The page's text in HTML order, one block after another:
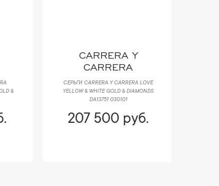
CARRERA Y
CARRERA
СЕРЬГИ CARRERA Y CARRERA LOVE
YELLOW & WHITE GOLD & DIAMONDS
DA13751 030101
207 500 руб.